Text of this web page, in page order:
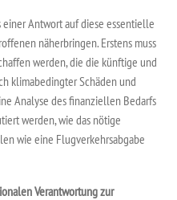
Antwort auf diese essentielle
näherbringen. Erstens muss
werden, die die künftige und
klimabedingter Schäden und
Analyse des finanziellen Bedarfs
werden, wie das nötige
wie eine Flugverkehrsabgabe
Verantwortung zur